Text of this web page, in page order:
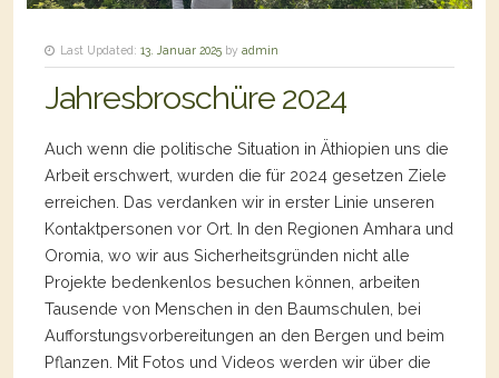
Last Updated: 13. Januar 2025 by admin
Jahresbroschüre 2024
Auch wenn die politische Situation in Äthiopien uns die
Arbeit erschwert, wurden die für 2024 gesetzen Ziele
erreichen. Das verdanken wir in erster Linie unseren
Kontaktpersonen vor Ort. In den Regionen Amhara und
Oromia, wo wir aus Sicherheitsgründen nicht alle
Projekte bedenkenlos besuchen können, arbeiten
Tausende von Menschen in den Baumschulen, bei
Aufforstungsvorbereitungen an den Bergen und beim
Pflanzen. Mit Fotos und Videos werden wir über die